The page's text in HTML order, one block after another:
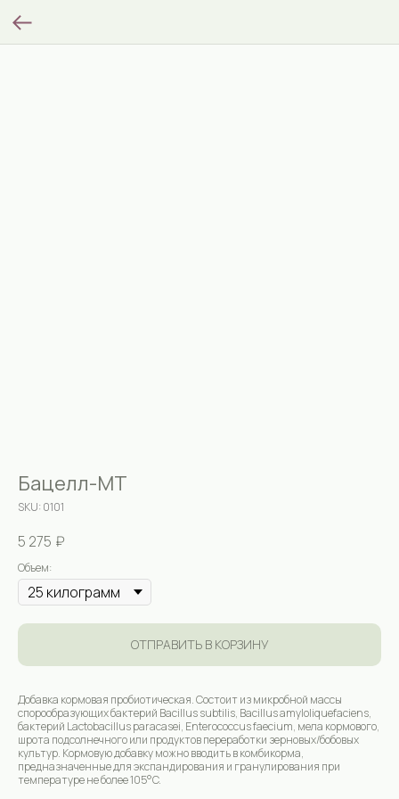
Бацелл-МТ
SKU: 0101
5 275 ₽
Объем:
ОТПРАВИТЬ В КОРЗИНУ
Добавка кормовая пробиотическая. Состоит из микробной массы
спорообразующих бактерий Bacillus subtilis, Bacillus amyloliquefaciens,
бактерий Lactobacillus paracasei, Enterococcus faecium, мела кормового,
шрота подсолнечного или продуктов переработки зерновых/бобовых
культур. Кормовую добавку можно вводить в комбикорма,
предназначенные для экспандирования и гранулирования при
температуре не более 105°C.